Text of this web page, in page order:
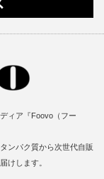
ィア『Foovo（フー
ンパク質から次世代自販
けします。